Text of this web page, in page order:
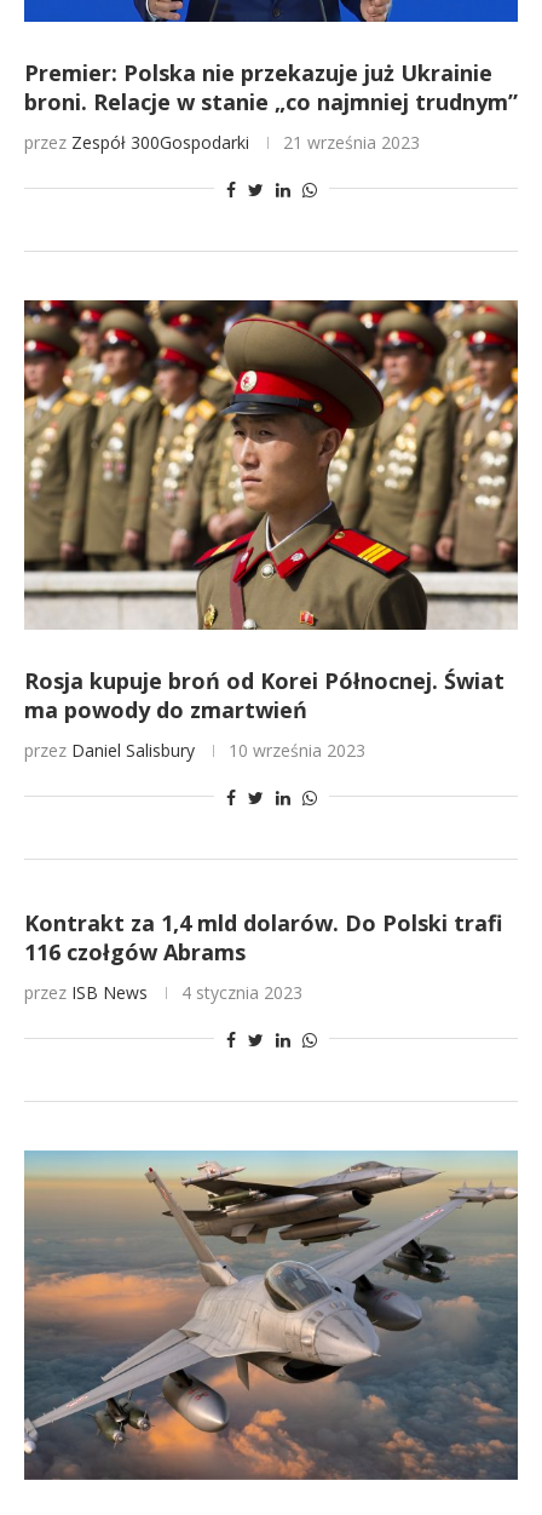
Premier: Polska nie przekazuje już Ukrainie
broni. Relacje w stanie „co najmniej trudnym”
przez Zespół 300Gospodarki 21 września 2023
Rosja kupuje broń od Korei Północnej. Świat
ma powody do zmartwień
przez Daniel Salisbury 10 września 2023
Kontrakt za 1,4 mld dolarów. Do Polski trafi
116 czołgów Abrams
przez ISB News 4 stycznia 2023